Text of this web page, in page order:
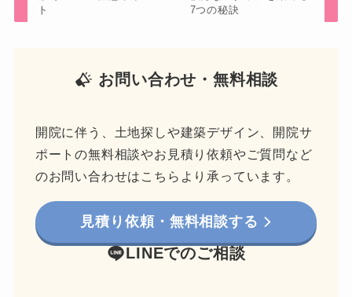
ト
7つの秘訣
お問い合わせ・無料相談
開院に伴う、土地探しや建築デザイン、開院サ
ポートの無料相談やお見積り依頼やご質問など
のお問い合わせはこちらより承っています。
見積り依頼・無料相談する
LINEでのご相談